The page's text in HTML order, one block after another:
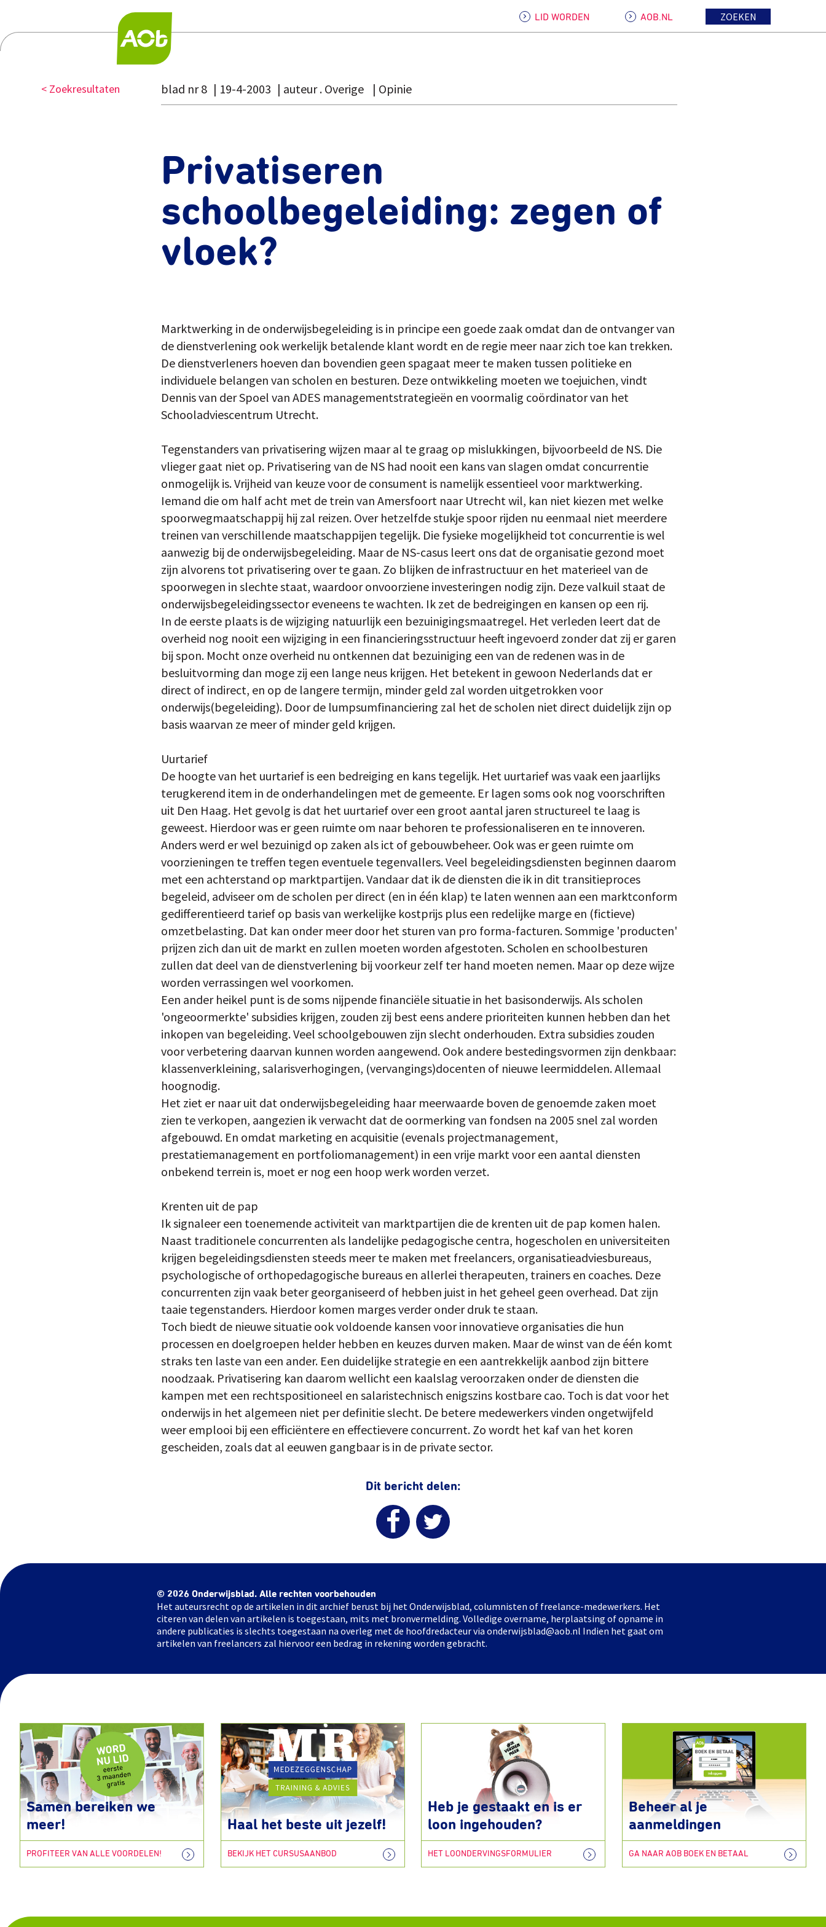
LID WORDEN AOB.NL ZOEKEN
< Zoekresultaten blad nr 8 19-4-2003 auteur . Overige Opinie
Privatiseren
schoolbegeleiding: zegen of
vloek?
Marktwerking in de onderwijsbegeleiding is in principe een goede zaak omdat dan de ontvanger van
de dienstverlening ook werkelijk betalende klant wordt en de regie meer naar zich toe kan trekken.
De dienstverleners hoeven dan bovendien geen spagaat meer te maken tussen politieke en
individuele belangen van scholen en besturen. Deze ontwikkeling moeten we toejuichen, vindt
Dennis van der Spoel van ADES managementstrategieën en voormalig coördinator van het
Schooladviescentrum Utrecht.
Tegenstanders van privatisering wijzen maar al te graag op mislukkingen, bijvoorbeeld de NS. Die
vlieger gaat niet op. Privatisering van de NS had nooit een kans van slagen omdat concurrentie
onmogelijk is. Vrijheid van keuze voor de consument is namelijk essentieel voor marktwerking.
Iemand die om half acht met de trein van Amersfoort naar Utrecht wil, kan niet kiezen met welke
spoorwegmaatschappij hij zal reizen. Over hetzelfde stukje spoor rijden nu eenmaal niet meerdere
treinen van verschillende maatschappijen tegelijk. Die fysieke mogelijkheid tot concurrentie is wel
aanwezig bij de onderwijsbegeleiding. Maar de NS-casus leert ons dat de organisatie gezond moet
zijn alvorens tot privatisering over te gaan. Zo blijken de infrastructuur en het materieel van de
spoorwegen in slechte staat, waardoor onvoorziene investeringen nodig zijn. Deze valkuil staat de
onderwijsbegeleidingssector eveneens te wachten. Ik zet de bedreigingen en kansen op een rij.
In de eerste plaats is de wijziging natuurlijk een bezuinigingsmaatregel. Het verleden leert dat de
overheid nog nooit een wijziging in een financieringsstructuur heeft ingevoerd zonder dat zij er garen
bij spon. Mocht onze overheid nu ontkennen dat bezuiniging een van de redenen was in de
besluitvorming dan moge zij een lange neus krijgen. Het betekent in gewoon Nederlands dat er
direct of indirect, en op de langere termijn, minder geld zal worden uitgetrokken voor
onderwijs(begeleiding). Door de lumpsumfinanciering zal het de scholen niet direct duidelijk zijn op
basis waarvan ze meer of minder geld krijgen.
Uurtarief
De hoogte van het uurtarief is een bedreiging en kans tegelijk. Het uurtarief was vaak een jaarlijks
terugkerend item in de onderhandelingen met de gemeente. Er lagen soms ook nog voorschriften
uit Den Haag. Het gevolg is dat het uurtarief over een groot aantal jaren structureel te laag is
geweest. Hierdoor was er geen ruimte om naar behoren te professionaliseren en te innoveren.
Anders werd er wel bezuinigd op zaken als ict of gebouwbeheer. Ook was er geen ruimte om
voorzieningen te treffen tegen eventuele tegenvallers. Veel begeleidingsdiensten beginnen daarom
met een achterstand op marktpartijen. Vandaar dat ik de diensten die ik in dit transitieproces
begeleid, adviseer om de scholen per direct (en in één klap) te laten wennen aan een marktconform
gedifferentieerd tarief op basis van werkelijke kostprijs plus een redelijke marge en (fictieve)
omzetbelasting. Dat kan onder meer door het sturen van pro forma-facturen. Sommige 'producten'
prijzen zich dan uit de markt en zullen moeten worden afgestoten. Scholen en schoolbesturen
zullen dat deel van de dienstverlening bij voorkeur zelf ter hand moeten nemen. Maar op deze wijze
worden verrassingen wel voorkomen.
Een ander heikel punt is de soms nijpende financiële situatie in het basisonderwijs. Als scholen
'ongeoormerkte' subsidies krijgen, zouden zij best eens andere prioriteiten kunnen hebben dan het
inkopen van begeleiding. Veel schoolgebouwen zijn slecht onderhouden. Extra subsidies zouden
voor verbetering daarvan kunnen worden aangewend. Ook andere bestedingsvormen zijn denkbaar:
klassenverkleining, salarisverhogingen, (vervangings)docenten of nieuwe leermiddelen. Allemaal
hoognodig.
Het ziet er naar uit dat onderwijsbegeleiding haar meerwaarde boven de genoemde zaken moet
zien te verkopen, aangezien ik verwacht dat de oormerking van fondsen na 2005 snel zal worden
afgebouwd. En omdat marketing en acquisitie (evenals projectmanagement,
prestatiemanagement en portfoliomanagement) in een vrije markt voor een aantal diensten
onbekend terrein is, moet er nog een hoop werk worden verzet.
Krenten uit de pap
Ik signaleer een toenemende activiteit van marktpartijen die de krenten uit de pap komen halen.
Naast traditionele concurrenten als landelijke pedagogische centra, hogescholen en universiteiten
krijgen begeleidingsdiensten steeds meer te maken met freelancers, organisatieadviesbureaus,
psychologische of orthopedagogische bureaus en allerlei therapeuten, trainers en coaches. Deze
concurrenten zijn vaak beter georganiseerd of hebben juist in het geheel geen overhead. Dat zijn
taaie tegenstanders. Hierdoor komen marges verder onder druk te staan.
Toch biedt de nieuwe situatie ook voldoende kansen voor innovatieve organisaties die hun
processen en doelgroepen helder hebben en keuzes durven maken. Maar de winst van de één komt
straks ten laste van een ander. Een duidelijke strategie en een aantrekkelijk aanbod zijn bittere
noodzaak. Privatisering kan daarom wellicht een kaalslag veroorzaken onder de diensten die
kampen met een rechtspositioneel en salaristechnisch enigszins kostbare cao. Toch is dat voor het
onderwijs in het algemeen niet per definitie slecht. De betere medewerkers vinden ongetwijfeld
weer emplooi bij een efficiëntere en effectievere concurrent. Zo wordt het kaf van het koren
gescheiden, zoals dat al eeuwen gangbaar is in de private sector.
Dit bericht delen:
© 2026 Onderwijsblad. Alle rechten voorbehouden
Het auteursrecht op de artikelen in dit archief berust bij het Onderwijsblad, columnisten of freelance-medewerkers. Het
citeren van delen van artikelen is toegestaan, mits met bronvermelding. Volledige overname, herplaatsing of opname in
andere publicaties is slechts toegestaan na overleg met de hoofdredacteur via onderwijsblad@aob.nl Indien het gaat om
artikelen van freelancers zal hiervoor een bedrag in rekening worden gebracht.
Samen bereiken we
meer!
PROFITEER VAN ALLE VOORDELEN!
Haal het beste uit jezelf!
BEKIJK HET CURSUSAANBOD
Heb je gestaakt en is er
loon ingehouden?
HET LOONDERVINGSFORMULIER
Beheer al je
aanmeldingen
GA NAAR AOB BOEK EN BETAAL